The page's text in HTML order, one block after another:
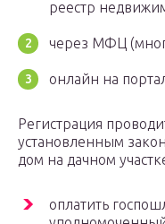
реестр
через МФЦ
онлайн на
Регистрация
установленным
дом на дачном
оплатить